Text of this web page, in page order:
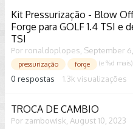
Kit Pressurização - Blow
Forge para GOLF 1.4 TSI e
TSI
Por ronaldoplopes September
pressurização forge (e %d mais)
0 respostas 1.3k visualizações
TROCA DE CAMBIO
Por zambowisk August 10, 2023